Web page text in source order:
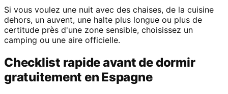
Si vous voulez une nuit avec des chaises, de la cuisine
dehors, un auvent, une halte plus longue ou plus de
certitude près d'une zone sensible, choisissez un
camping ou une aire officielle.
Checklist rapide avant de dormir
gratuitement en Espagne